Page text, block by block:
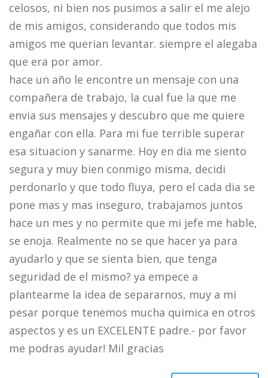
celosos, ni bien nos pusimos a salir el me alejo
de mis amigos, considerando que todos mis
amigos me querian levantar. siempre el alegaba
que era por amor.
hace un año le encontre un mensaje con una
compañera de trabajo, la cual fue la que me
envia sus mensajes y descubro que me quiere
engañar con ella. Para mi fue terrible superar
esa situacion y sanarme. Hoy en dia me siento
segura y muy bien conmigo misma, decidi
perdonarlo y que todo fluya, pero el cada dia se
pone mas y mas inseguro, trabajamos juntos
hace un mes y no permite que mi jefe me hable,
se enoja. Realmente no se que hacer ya para
ayudarlo y que se sienta bien, que tenga
seguridad de el mismo? ya empece a
plantearme la idea de separarnos, muy a mi
pesar porque tenemos mucha quimica en otros
aspectos y es un EXCELENTE padre.- por favor
me podras ayudar! Mil gracias